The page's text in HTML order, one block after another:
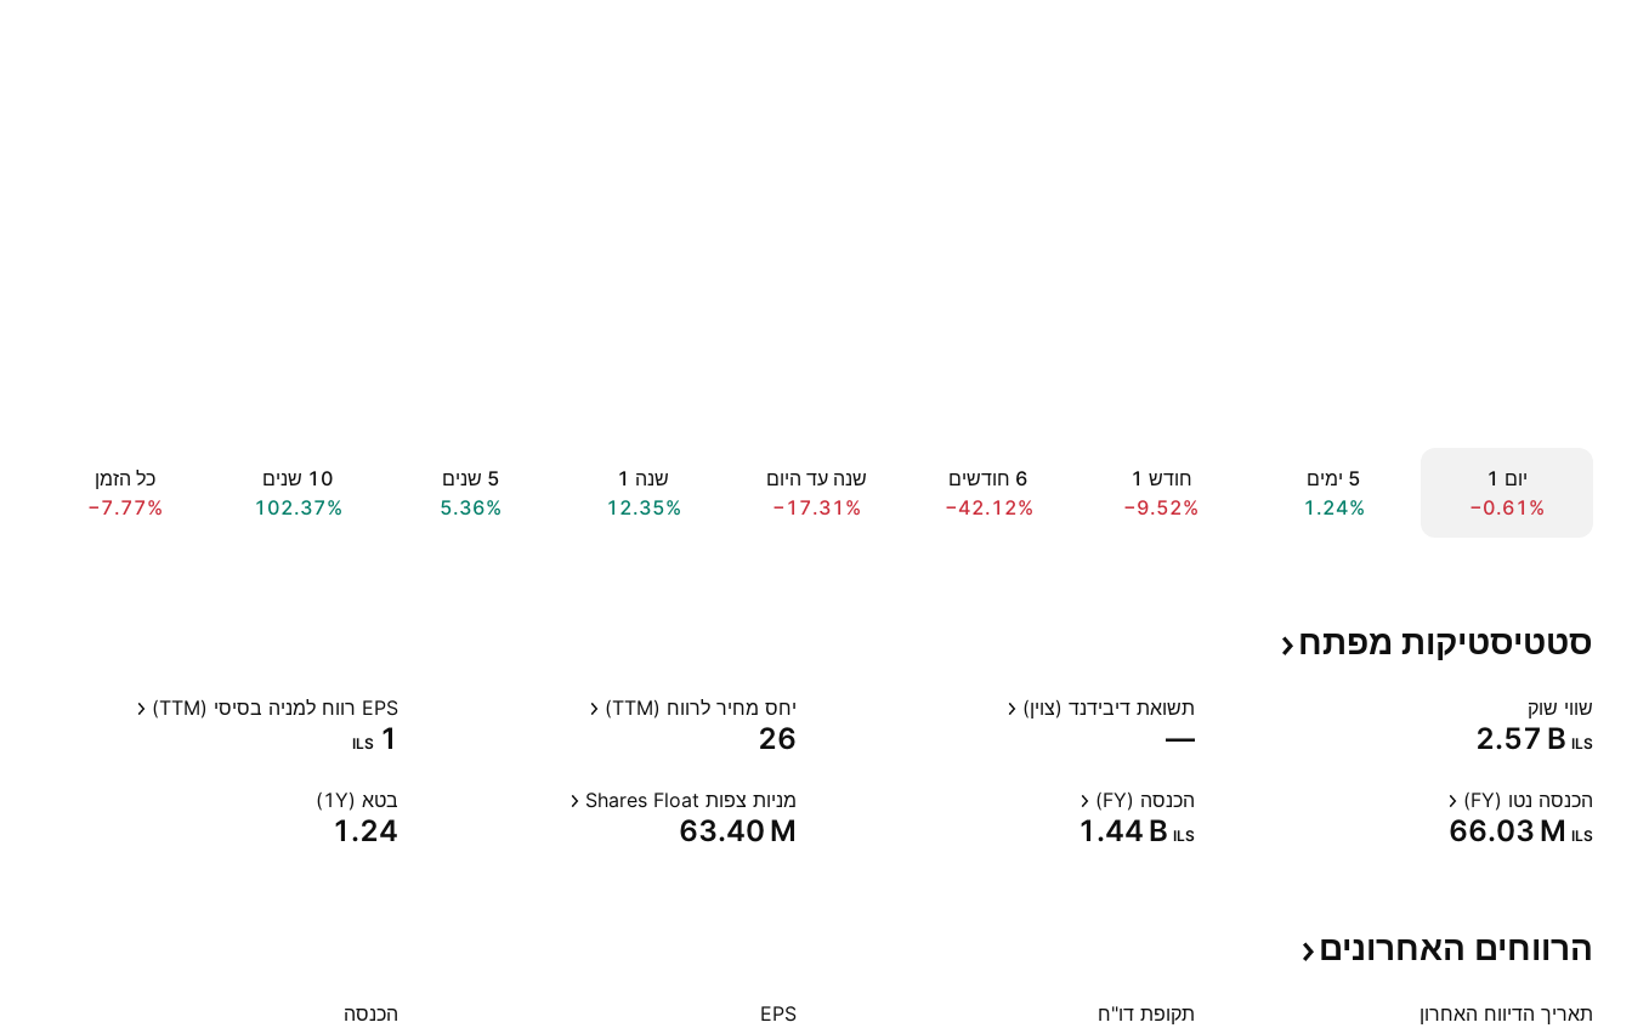
יום ‎1‎
−0.61%
‎5‎ ימים
1.24%
חודש ‎1‎
−9.52%
‎6‎ חודשים
−42.12%
שנה עד היום
−17.31%
שנה ‎1‎
12.35%
‎5‎ שנים
5.36%
‎10‎ שנים
102.37%
כל הזמן
−7.77%
סטטיסטיקות מפתח
שווי שוק
‪2.57 B‬ ILS
תשואת דיבידנד (צוין)
—
יחס מחיר לרווח (TTM)
26
EPS רווח למניה בסיסי (TTM)
1
ILS
הכנסה נטו (FY)
‪66.03 M‬ ILS
הכנסה (FY)
‪1.44 B‬ ILS
מניות צפות Shares Float
‪63.40 M‬
בטא (1Y)
1.24
הרווחים האחרונים
תאריך הדיווח האחרון תקופת דו"ח EPS הכנסה